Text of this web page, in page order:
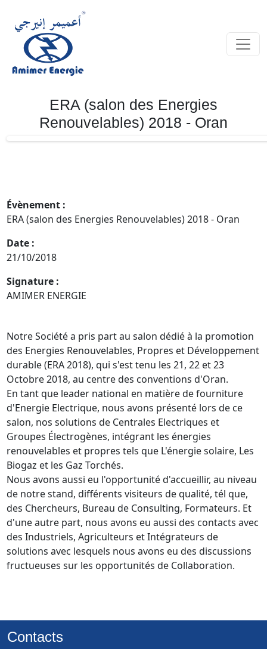
ERA (salon des Energies
Renouvelables) 2018 - Oran
Évènement :
ERA (salon des Energies Renouvelables) 2018 - Oran
Date :
21/10/2018
Signature :
AMIMER ENERGIE
Notre Société a pris part au salon dédié à la promotion
des Energies Renouvelables, Propres et Développement
durable (ERA 2018), qui s'est tenu les 21, 22 et 23
Octobre 2018, au centre des conventions d'Oran.
En tant que leader national en matière de fourniture
d'Energie Electrique, nous avons présenté lors de ce
salon, nos solutions de Centrales Electriques et
Groupes Électrogènes, intégrant les énergies
renouvelables et propres tels que L'énergie solaire, Les
Biogaz et les Gaz Torchés.
Nous avons aussi eu l'opportunité d'accueillir, au niveau
de notre stand, différents visiteurs de qualité, tél que,
des Chercheurs, Bureau de Consulting, Formateurs. Et
d'une autre part, nous avons eu aussi des contacts avec
des Industriels, Agriculteurs et Intégrateurs de
solutions avec lesquels nous avons eu des discussions
Contacts